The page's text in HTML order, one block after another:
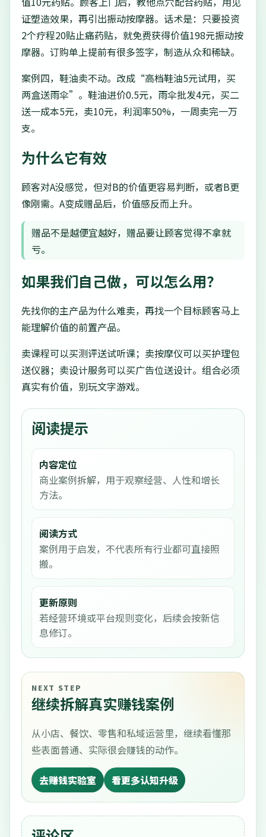
证塑造效果，再引出振动按摩器。话术是：只要投资
2个疗程20贴止痛药贴，就免费获得价值198元振动按
摩器。订购单上提前有很多签字，制造从众和稀缺。
案例四，鞋油卖不动。改成“高档鞋油5元试用，买
两盒送雨伞”。鞋油进价0.5元，雨伞批发4元，买二
送一成本5元，卖10元，利润率50%，一周卖完一万
支。
为什么它有效
顾客对A没感觉，但对B的价值更容易判断，或者B更
像刚需。A变成赠品后，价值感反而上升。
赠品不是越便宜越好，赠品要让顾客觉得不拿就
亏。
如果我们自己做，可以怎么用？
先找你的主产品为什么难卖，再找一个目标顾客马上
能理解价值的前置产品。
卖课程可以买测评送试听课；卖按摩仪可以买护理包
送仪器；卖设计服务可以买广告位送设计。组合必须
真实有价值，别玩文字游戏。
阅读提示
内容定位
商业案例拆解，用于观察经营、人性和增长
方法。
阅读方式
案例用于启发，不代表所有行业都可直接照
搬。
更新原则
若经营环境或平台规则变化，后续会按新信
息修订。
NEXT STEP
继续拆解真实赚钱案例
从小店、餐饮、零售和私域运营里，继续看懂那
些表面普通、实际很会赚钱的动作。
去赚钱实验室 看更多认知升级